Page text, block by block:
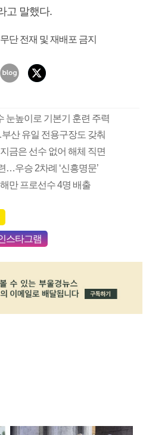
고 말했다.
단 전재 및 재배포 금지
눈높이로 기본기 훈련 주력
산 유일 전용구장도 갖춰
금은 선수 없어 해체 직면
…우승 2차례 ‘신흥명문’
만 프로선수 4명 배출
스타그램